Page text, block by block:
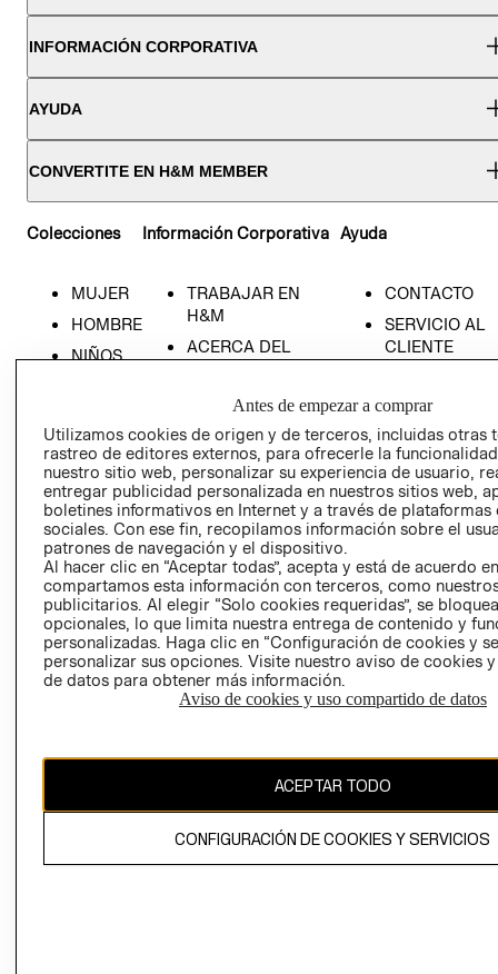
INFORMACIÓN CORPORATIVA
AYUDA
CONVERTITE EN H&M MEMBER
Colecciones
MUJER
HOMBRE
NIÑOS
Información Corporativa
TRABAJAR EN
H&M
ACERCA DEL
RESPONSABILIDAD
PRENSA
RELACIÓN CON
INVERSIONISTAS
POLÍTICA
EMPRESARIAL
Ayuda
CONTACTO
SERVICIO AL
CLIENTE
NUESTRAS
TIENDAS
- RETIRO EN
TIENDA
TÉRMINOS Y
CONDICIONES
AVISO DE
PRIVACIDAD
GIFT CARD
COOKIES
Antes de empezar a comprar
Utilizamos cookies de origen y de terceros, incluidas otras
rastreo de editores externos, para ofrecerle la
nuestro sitio web, personalizar su experiencia de usuario,
entregar publicidad personalizada en nuestros sitios web,
boletines informativos en Internet y a través de plataformas
sociales. Con ese fin, recopilamos información sobre el
patrones de navegación y el dispositivo.
Al hacer clic en “Aceptar todas”, acepta y está de acuerdo
compartamos esta información con terceros, como
publicitarios. Al elegir “Solo cookies requeridas”, se
opcionales, lo que limita nuestra entrega de contenido y
personalizadas. Haga clic en “Configuración de cookies y
personalizar sus opciones. Visite nuestro aviso de cookies
de datos para obtener más información.
Aviso de cookies y uso compartido de datos
ACEPTAR TODO
CONFIGURACIÓN DE COOKIES Y SERVICIOS